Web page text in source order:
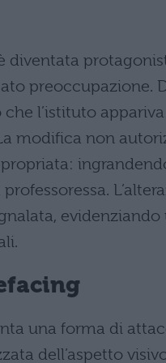
diventata
preoccupazione.
l’istituto
modifica non
una forma di
dell’aspetto